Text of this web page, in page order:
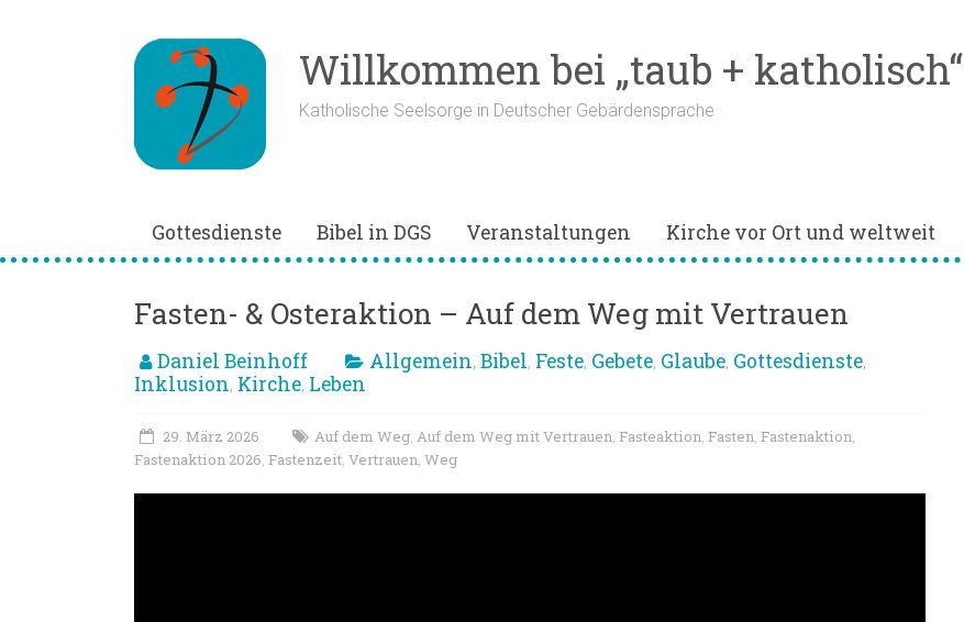
Willkommen bei „taub + katholisch“
Katholische Seelsorge in Deutscher Gebärdensprache
Gottesdienste Bibel in DGS Veranstaltungen Kirche vor Ort und weltweit
Fasten- & Osteraktion – Auf dem Weg mit Vertrauen
Daniel Beinhoff Allgemein, Bibel, Feste, Gebete, Glaube, Gottesdienste,
Inklusion, Kirche, Leben
29. März 2026 Auf dem Weg, Auf dem Weg mit Vertrauen, Fasteaktion, Fasten, Fastenaktion,
Fastenaktion 2026, Fastenzeit, Vertrauen, Weg